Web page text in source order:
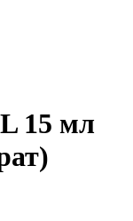
15 мл